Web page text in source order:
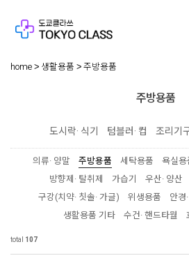
home 생활용품 주방용품
주방용품
도시락· 식기 텀블러· 컵 조리기
의류· 양말 주방용품 세탁용품 욕실용
방향제· 탈취제
가습기 우산· 양산
구강(치약· 칫솔· 가글)
위생용품 안경
생활용품 기타
수건· 핸드타월
total 107